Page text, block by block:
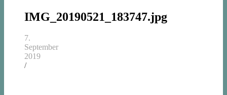
IMG_20190521_183747.jpg
7.
September
2019
/